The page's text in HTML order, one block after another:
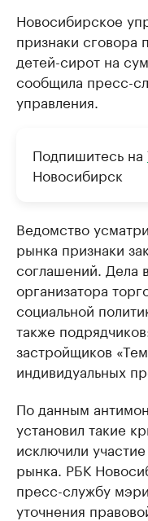
Новосибирское
признаки сговора
детей-сирот на
сообщила пресс-
управления.
Подпишитесь на
Новосибирск
Ведомство
рынка признаки
соглашений. Дела
организатора
социальной
также
застройщиков
индивидуальных
По данным
установил такие
исключили
рынка. РБК
пресс-службу
уточнения